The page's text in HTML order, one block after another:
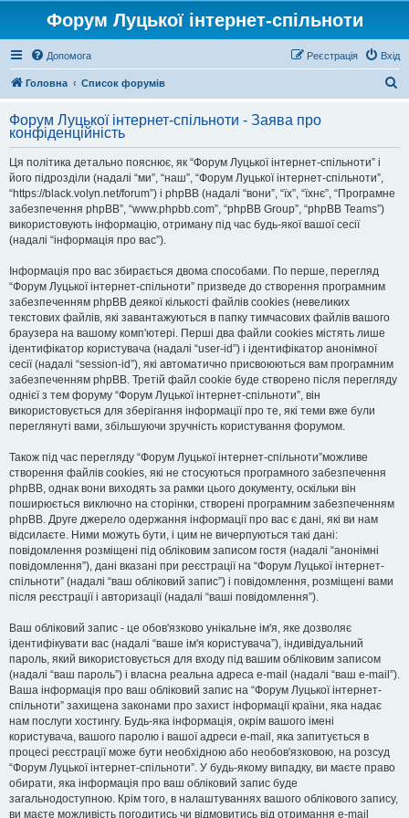
Форум Луцької інтернет-спільноти
Допомога Вхід
Реєстрація
Головна Список форумів
у
Форум Луцької інтернет-спільноти - Заява про
конфіденційність
Ця політика детально пояснює, як “Форум Луцької інтернет-спільноти” і
його підрозділи (надалі “ми”, “наш”, “Форум Луцької інтернет-спільноти”,
“https://black.volyn.net/forum”) і phpBB (надалі “вони”, “їх”, “їхнє”, “Програмне
забезпечення phpBB”, “www.phpbb.com”, “phpBB Group”, “phpBB Teams”)
використовують інформацію, отриману під час будь-якої вашої сесії
(надалі “інформація про вас”).
Інформація про вас збирається двома способами. По перше, перегляд
“Форум Луцької інтернет-спільноти” призведе до створення програмним
забезпеченням phpBB деякої кількості файлів cookies (невеликих
текстових файлів, які завантажуються в папку тимчасових файлів вашого
браузера на вашому комп'ютері. Перші два файли cookies містять лише
ідентифікатор користувача (надалі “user-id”) і ідентифікатор анонімної
сесії (надалі “session-id”), які автоматично присвоюються вам програмним
забезпеченням phpBB. Третій файл cookie буде створено після перегляду
однієї з тем форуму “Форум Луцької інтернет-спільноти”, він
використовується для зберігання інформації про те, які теми вже були
переглянуті вами, збільшуючи зручність користування форумом.
Також під час перегляду “Форум Луцької інтернет-спільноти”можливе
створення файлів cookies, які не стосуються програмного забезпечення
phpBB, однак вони виходять за рамки цього документу, оскільки він
поширюється виключно на сторінки, створені програмним забезпеченням
phpBB. Друге джерело одержання інформації про вас є дані, які ви нам
відсилаєте. Ними можуть бути, і цим не вичерпуються такі дані:
повідомлення розміщені під обліковим записом гостя (надалі “анонімні
повідомлення”), дані вказані при реєстрації на “Форум Луцької інтернет-
спільноти” (надалі “ваш обліковий запис”) і повідомлення, розміщені вами
після реєстрації і авторизації (надалі “ваші повідомлення”).
Ваш обліковий запис - це обов'язково унікальне ім'я, яке дозволяє
ідентифікувати вас (надалі “ваше ім'я користувача”), індивідуальний
пароль, який використовується для входу під вашим обліковим записом
(надалі “ваш пароль”) і власна реальна адреса e-mail (надалі “ваш e-mail”).
Ваша інформація про ваш обліковий запис на “Форум Луцької інтернет-
спільноти” захищена законами про захист інформації країни, яка надає
нам послуги хостингу. Будь-яка інформація, окрім вашого імені
користувача, вашого паролю і вашої адреси e-mail, яка запитується в
процесі реєстрації може бути необхідною або необов'язковою, на розсуд
“Форум Луцької інтернет-спільноти”. У будь-якому випадку, ви маєте право
обирати, яка інформація про ваш обліковий запис буде
загальнодоступною. Крім того, в налаштуваннях вашого облікового запису,
ви маєте можливість погодитись чи відмовитись від отримання e-mail